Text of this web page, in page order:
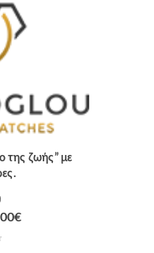
της ζωής” με
€